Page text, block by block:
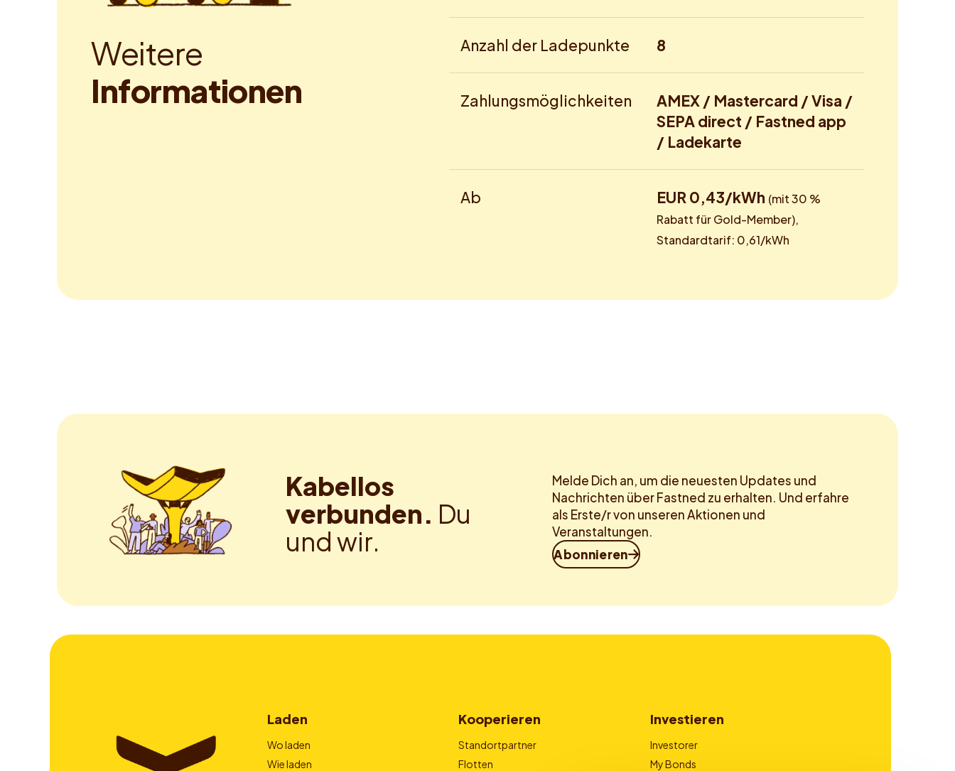
Weitere
Informationen
Anzahl der Ladepunkte 8
Zahlungsmöglichkeiten
AMEX / Mastercard / Visa /
SEPA direct / Fastned app
/ Ladekarte
Ab EUR 0,43/kWh (mit 30 %
Rabatt für Gold-Member),
Standardtarif: 0,61/kWh
Kabellos
verbunden. Du
und wir.
Melde Dich an, um die neuesten Updates und
Nachrichten über Fastned zu erhalten. Und erfahre
als Erste/r von unseren Aktionen und
Veranstaltungen.
Abonnieren
Laden
Wo laden
Wie laden
Kooperieren
Standortpartner
Flotten
Investieren
Investorer
My Bonds